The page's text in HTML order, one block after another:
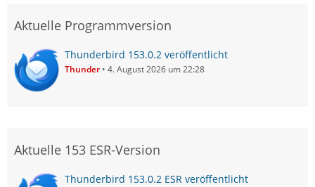
Aktuelle Programmversion
Thunderbird 153.0.2 veröffentlicht
Thunder 4. August 2026 um 22:28
Aktuelle 153 ESR-Version
Thunderbird 153.0.2 ESR veröffentlicht